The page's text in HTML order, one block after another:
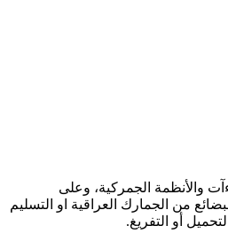
والأنظمة الجمركية، وعلى
من الجمارك العراقية او التسليم
أو التفريغ.